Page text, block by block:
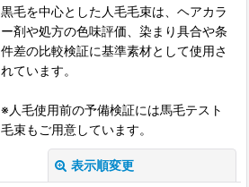
黒毛を中心とした人毛毛束は、ヘアカラ
ー剤や処方の色味評価、染まり具合や条
件差の比較検証に基準素材として使用さ
れています。
※人毛使用前の予備検証には馬毛テスト
毛束もご用意しています。
表示順変更